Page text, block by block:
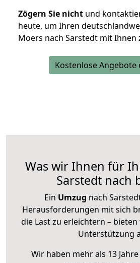
Zögern Sie nicht und
heute, um Ihren
Moers nach Sarstedt mit Ihnen
Kostenlose Angebote
Was wir Ihnen für
Sarstedt nach
Ein Umzug nach
Herausforderungen mit sich
die Last zu erleichtern –
Unterstützung
Wir haben mehr als 13